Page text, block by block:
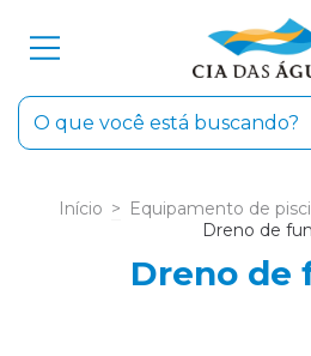
Início > Equipamento de
Dreno de
Dreno de